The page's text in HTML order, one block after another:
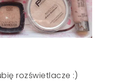
rozświetlacze :)